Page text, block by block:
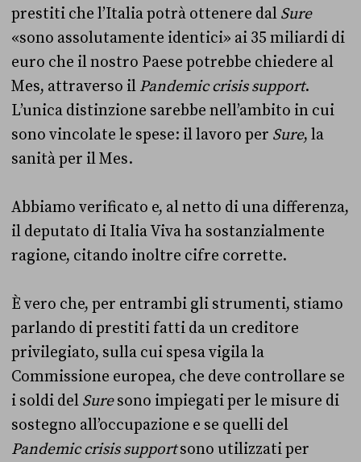
prestiti che l’Italia potrà ottenere dal Sure
«sono assolutamente identici» ai 35 miliardi di
euro che il nostro Paese potrebbe chiedere al
Mes, attraverso il Pandemic crisis support.
L’unica distinzione sarebbe nell’ambito in cui
sono vincolate le spese: il lavoro per Sure, la
sanità per il Mes.
Abbiamo verificato e, al netto di una differenza,
il deputato di Italia Viva ha sostanzialmente
ragione, citando inoltre cifre corrette.
È vero che, per entrambi gli strumenti, stiamo
parlando di prestiti fatti da un creditore
privilegiato, sulla cui spesa vigila la
Commissione europea, che deve controllare se
i soldi del Suresono impiegati per le misure di
sostegno all’occupazione e se quelli del
Pandemic crisis supportsono utilizzati per